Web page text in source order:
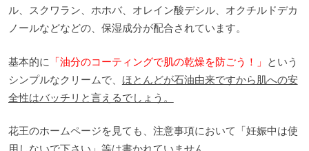
ル、スクワラン、ホホバ、オレイン酸デシル、オクチルドデカ
ノールなどなどの、保湿成分が配合されています。
基本的に 「油分のコーティングで肌の乾燥を防ごう！」 という
シンプルなクリームで、 ほとんどが石油由来ですから肌への安
全性はバッチリと言えるでしょう。
花王のホームページを見ても、注意事項において「妊娠中は使